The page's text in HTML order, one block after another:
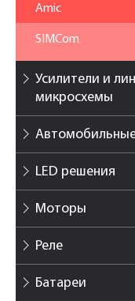
Amic
SIMCom
Усилители и
микросхемы
LED решения
Моторы
Реле
Батареи